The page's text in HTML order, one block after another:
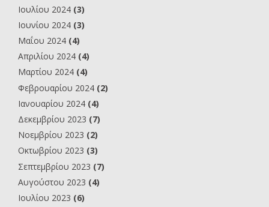
Ιουλίου 2024 (3)
Ιουνίου 2024 (3)
Μαΐου 2024 (4)
Απριλίου 2024 (4)
Μαρτίου 2024 (4)
Φεβρουαρίου 2024 (2)
Ιανουαρίου 2024 (4)
Δεκεμβρίου 2023 (7)
Νοεμβρίου 2023 (2)
Οκτωβρίου 2023 (3)
Σεπτεμβρίου 2023 (7)
Αυγούστου 2023 (4)
Ιουλίου 2023 (6)